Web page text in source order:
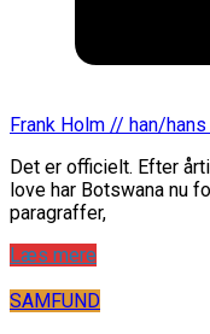
Frank Holm // han/
​Det er officielt. Efter
love har Botswana nu
paragraffer,
Læs mere
SAMFUND